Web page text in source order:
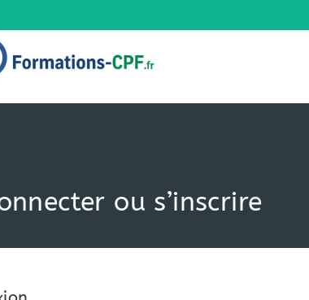
ou s’inscrire